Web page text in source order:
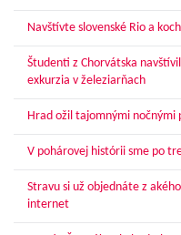
Navštívte slovenské Rio a
Študenti z Chorvátska
exkurzia v železiarňach
Hrad ožil tajomnými nočnými
V pohárovej histórii sme po
Stravu si už objednáte z
internet